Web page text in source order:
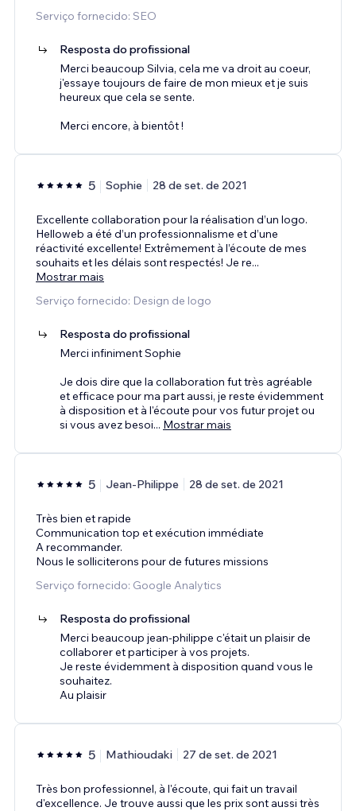
Serviço fornecido: SEO
Resposta do profissional
Merci beaucoup Silvia, cela me va droit au coeur,
j'essaye toujours de faire de mon mieux et je suis
heureux que cela se sente.
Merci encore, à bientôt !
5 Sophie 28 de set. de 2021
Excellente collaboration pour la réalisation d’un logo.
Helloweb a été d’un professionnalisme et d’une
réactivité excellente! Extrêmement à l’écoute de mes
souhaits et les délais sont respectés! Je re...
Mostrar mais
Serviço fornecido: Design de logo
Resposta do profissional
Merci infiniment Sophie
Je dois dire que la collaboration fut très agréable
et efficace pour ma part aussi, je reste évidemment
à disposition et à l'écoute pour vos futur projet ou
si vous avez besoi... Mostrar mais
5 Jean-Philippe 28 de set. de 2021
Très bien et rapide
Communication top et exécution immédiate
A recommander.
Nous le solliciterons pour de futures missions
Serviço fornecido: Google Analytics
Resposta do profissional
Merci beaucoup jean-philippe c'était un plaisir de
collaborer et participer à vos projets.
Je reste évidemment à disposition quand vous le
souhaitez.
Au plaisir
5 Mathioudaki 27 de set. de 2021
Très bon professionnel, à l'écoute, qui fait un travail
d'excellence. Je trouve aussi que les prix sont aussi très